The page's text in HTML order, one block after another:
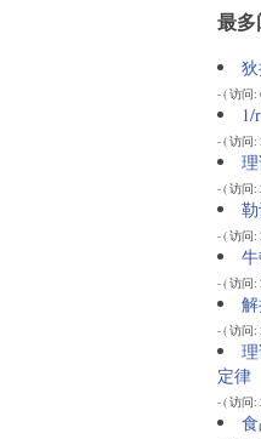
最
- ( 访问:
- ( 访问:
- ( 访问:
- ( 访问:
- ( 访问:
- ( 访问:
定律
- ( 访问: